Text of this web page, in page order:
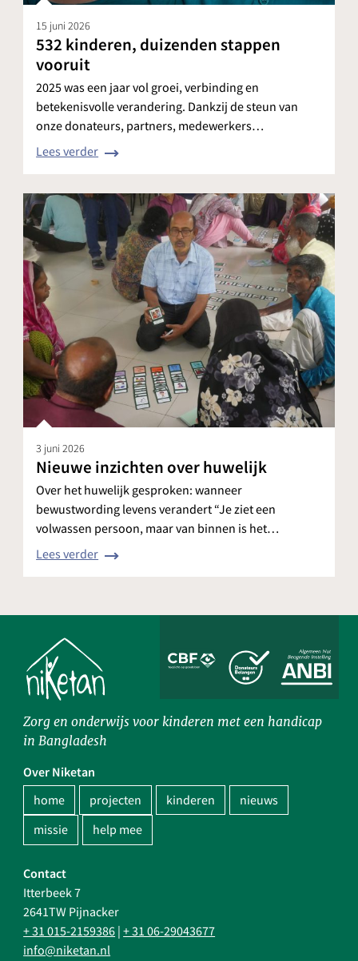
15 juni 2026
532 kinderen, duizenden stappen
vooruit
2025 was een jaar vol groei, verbinding en
betekenisvolle verandering. Dankzij de steun van
onze donateurs, partners, medewerkers…
Lees verder
3 juni 2026
Nieuwe inzichten over huwelijk
Over het huwelijk gesproken: wanneer
bewustwording levens verandert “Je ziet een
volwassen persoon, maar van binnen is het…
Lees verder
Zorg en onderwijs voor kinderen met een handicap
in Bangladesh
Over Niketan
home projecten kinderen
nieuws
missie
help mee
Contact
Itterbeek 7
2641TW Pijnacker
+ 31 015-2159386 |+ 31 06-29043677
info@niketan.nl